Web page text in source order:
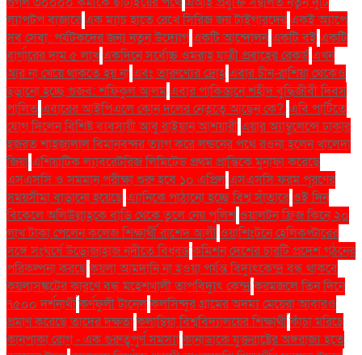
ল্যাপটপ বাজারেএক ম্যাচ হাতে রেখে সিরিজ জয় টাইগারদেরএকই অ্যাপে
সব সেবা: পর্যটকদের জন্য নতুন উদ্যোগএকটি আন্দোলনএকটি বইএকটি
বার্গারের দাম ৫ লাখএকদিনে সর্বোচ্চ ওমরাহ যাত্রী প্রবাহের রেকর্ডএখন
আর না খেয়ে থাকতে হয় নাএবং তারুণ্যের দ্রোহএবার চীন-রাশিয়া থেকেও
ছড়ানো হচ্ছে গুজব: শফিকুল আলমএবার পাকিস্তানে শহীদ বুদ্ধিজীবী দিবস
পালিতএবারের আইপিএলে কোন দলের নেতৃত্বে আছেন কে?.এবি পার্টিতে
যোগ দিলেন বিশিষ্ট ব্যবসায়ী আবু রাইয়ান আশয়ারীএয়ার অ্যাম্বুলেন্সে ঢাকার
হজরত শাহজালাল বিমানবন্দর ত্যাগ করে লন্ডনের পথে রওনা হলেন খালেদা
জিয়াএশিয়াটিক ল্যাবরেটরিজ লিমিটেড প্রথম প্রান্তিকে মুনাফা করেছে
এসএসসি ও সমমান পরীক্ষা শুরু হবে ১০ এপ্রিলএসএসসি ফরম পূরণের
সময়সীমা বাড়ানো হয়েছেএ্যানিকে পাঠানো হচ্ছে বিশ্ব সাঁতারেওই দিন
বিকেলে অলিউল্লাহকে বাড়ি থেকে তুলে নেয় পুলিশওয়ালটন ফ্রিজ কিনে ২০
লাখ টাকা পেলেন কলেজ শিক্ষার্থী রাশেদ আলীওয়াশিংটনে হেলিকপ্টারের
সঙ্গে সংঘর্ষে উড়োজাহাজ নদীতে বিধ্বস্তকমিশন দেশের চারটি প্রদেশ গঠনের
পরিকল্পনা করছেকয়লা আমদানি না হওয়া পর্যন্ত বিদ্যুৎকেন্দ্র বন্ধ থাকবে
কয়লাসঙ্কটের কারণে বন্ধ মহেশখালী তাপবিদ্যুৎ কেন্দ্রকরমজলে তিন দিনে
৭৫০০ দর্শনার্থীকর্ণফুলী টানেলকলসিন্দুর গ্রামের অদম্য মেয়েরা আবারও
প্রমাণ করেছে তাদের দক্ষতাকলাম্বিয়া বিশ্ববিদ্যালয়ের শিক্ষার্থীকাঁচা মরিচে
কানপাকা রোগ - এক গুরুত্বপুর্ণ সমস্যাকানাডাকে যুক্তরাষ্ট্রের অঙ্গরাজ্য হতে